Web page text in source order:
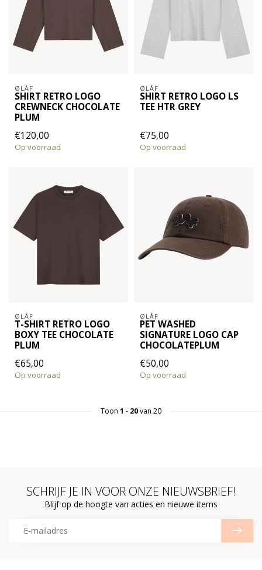
ØLÅF
SHIRT RETRO LOGO
CREWNECK CHOCOLATE
PLUM
€120,00
Op voorraad
ØLÅF
SHIRT RETRO LOGO LS
TEE HTR GREY
€75,00
Op voorraad
ØLÅF
T-SHIRT RETRO LOGO
BOXY TEE CHOCOLATE
PLUM
€65,00
Op voorraad
ØLÅF
PET WASHED
SIGNATURE LOGO CAP
CHOCOLATEPLUM
€50,00
Op voorraad
Toon 1 - 20van 20
SCHRIJF JE IN VOOR ONZE NIEUWSBRIEF!
Blijf op de hoogte van acties en nieuwe items